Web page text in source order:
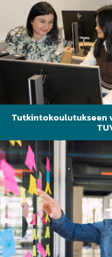
Tutkintokoulutukseen